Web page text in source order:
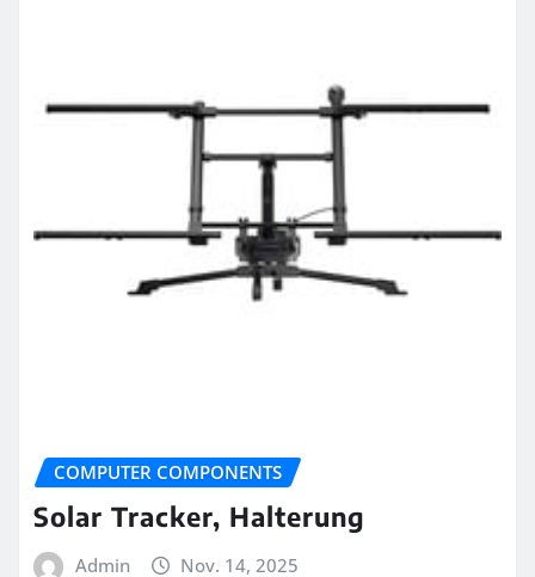
COMPUTER COMPONENTS
Solar Tracker, Halterung
Admin Nov. 14, 2025